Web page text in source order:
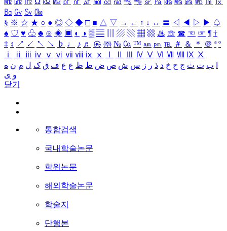
㏃ ㏉ ㏜ ㏆
§ ※ ☆ ★ ○ ● ◎ ◇ ◆ □ ■ △ ▽ → ← ↑ ↓ ↔ 〓 ◁ ◀ ▷ ▶ ♤
♠ ♡ ♥ ♧ ♣ ⊙ ◈ ▣ ◐ ◑ ▒ ▤ ▨ ▧ ▦ ▩ ♨ ☏ ☎ ☜ ☞ ¶ †
‡ ↕ ↗ ↙ ↖ ↘ ♭ ♩ ♪ ♬ ㉿ ㈜ № ㏇ ™ ㏂ ㏘ ℡ ＃ ＆ ＊ ＠ ª º
ⅰ
ⅱ ⅲ ⅳ ⅴ ⅵ ⅶ ⅷ ⅸ ⅹ Ⅳ Ⅴ Ⅵ Ⅶ Ⅷ Ⅸ Ⅹ
ب ت ث ج ح خ د ذ ر ز س ش ص ض ط ظ ع غ ف ق ک ل م ن ه
و ی
닫기
통합검색
국내학술논문
학위논문
해외학술논문
학술지
단행본